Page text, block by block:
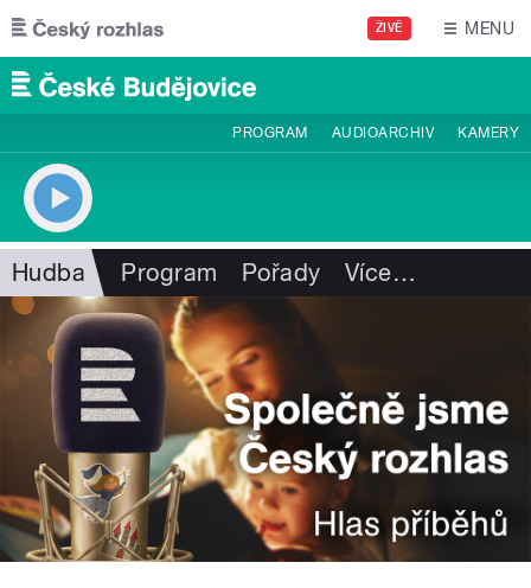
Přejít k hlavnímu obsahu
ŽIVĚ MENU
PROGRAM AUDIOARCHIV KAMERY
Hudba Program Pořady Více…